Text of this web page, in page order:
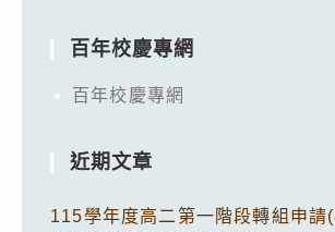
百年校慶專網
百年校慶專網
近期文章
115學年度高二第一階段轉組申請